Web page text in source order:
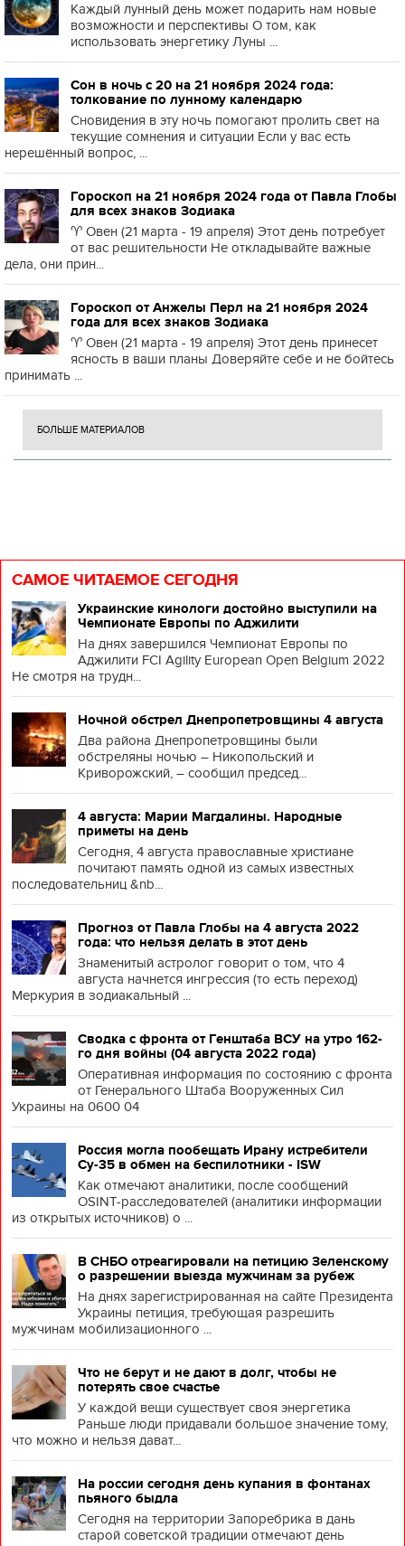
Каждый лунный день может подарить нам новые
возможности и перспективы О том, как
использовать энергетику Луны ...
Сон в ночь с 20 на 21 ноября 2024 года:
толкование по лунному календарю
Сновидения в эту ночь помогают пролить свет на
текущие сомнения и ситуации Если у вас есть
нерешённый вопрос, ...
Гороскоп на 21 ноября 2024 года от Павла Глобы
для всех знаков Зодиака
♈️ Овен (21 марта - 19 апреля) Этот день потребует
от вас решительности Не откладывайте важные
дела, они прин...
Гороскоп от Анжелы Перл на 21 ноября 2024
года для всех знаков Зодиака
♈️ Овен (21 марта - 19 апреля) Этот день принесет
ясность в ваши планы Доверяйте себе и не бойтесь
принимать ...
БОЛЬШЕ МАТЕРИАЛОВ
САМОЕ ЧИТАЕМОЕ СЕГОДНЯ
Украинские кинологи достойно выступили на
Чемпионате Европы по Аджилити
На днях завершился Чемпионат Европы по
Аджилити FCI Agility European Open Belgium 2022
Не смотря на трудн...
Ночной обстрел Днепропетровщины 4 августа
Два района Днепропетровщины были
обстреляны ночью – Никопольский и
Криворожский, – сообщил председ...
4 августа: Марии Магдалины. Народные
приметы на день
Сегодня, 4 августа православные христиане
почитают память одной из самых известных
последовательниц &nb...
Прогноз от Павла Глобы на 4 августа 2022
года: что нельзя делать в этот день
Знаменитый астролог говорит о том, что 4
августа начнется ингрессия (то есть переход)
Меркурия в зодиакальный ...
Сводка с фронта от Генштаба ВСУ на утро 162-
го дня войны (04 августа 2022 года)
Оперативная информация по состоянию с фронта
от Генерального Штаба Вооруженных Сил
Украины на 0600 04
Россия могла пообещать Ирану истребители
Су-35 в обмен на беспилотники - ISW
Как отмечают аналитики, после сообщений
OSINT-расследователей (аналитики информации
из открытых источников) о ...
В СНБО отреагировали на петицию Зеленскому
о разрешении выезда мужчинам за рубеж
На днях зарегистрированная на сайте Президента
Украины петиция, требующая разрешить
мужчинам мобилизационного ...
Что не берут и не дают в долг, чтобы не
потерять свое счастье
У каждой вещи существует своя энергетика
Раньше люди придавали большое значение тому,
что можно и нельзя дават...
На россии сегодня день купания в фонтанах
пьяного быдла
Сегодня на территории Запоребрика в дань
старой советской традиции отмечают день